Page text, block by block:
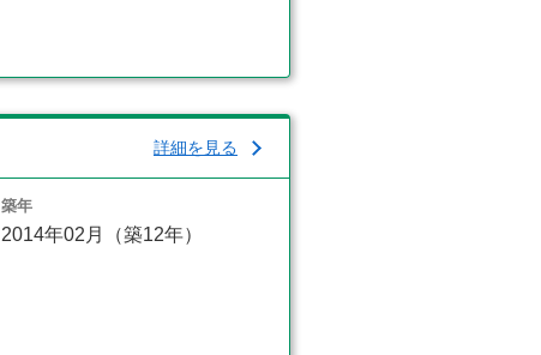
詳細を見る
築年
2014年02月（築12年）